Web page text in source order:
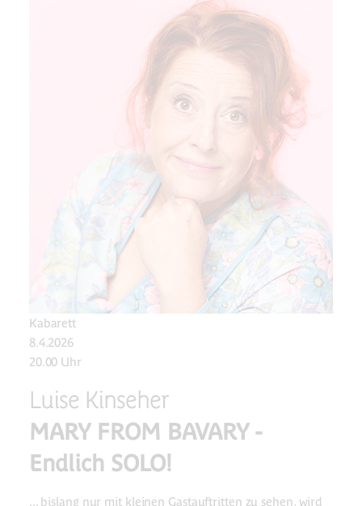
Kabarett
8.4.2026
20.00 Uhr
Luise Kinseher
MARY FROM BAVARY -
Endlich SOLO!
... bislang nur mit kleinen Gastauftritten zu sehen, wird